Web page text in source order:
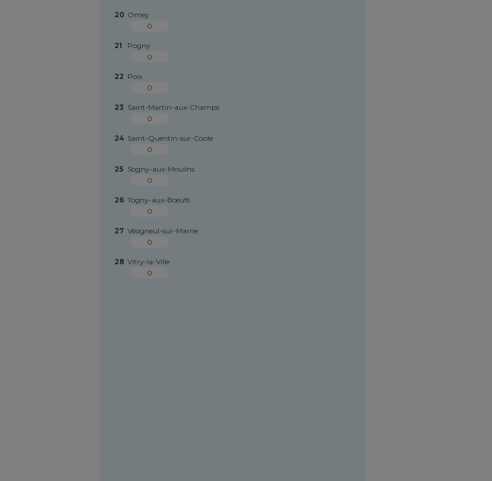
20 Omey
0
21
Pogny
0
22 Poix
0
23 Saint-Martin-aux-Champs
0
24 Saint-Quentin-sur-Coole
0
25 Sogny-aux-Moulins
0
26 Togny-aux-Bœufs
0
27 Vésigneul-sur-Marne
0
28 Vitry-la-Ville
0